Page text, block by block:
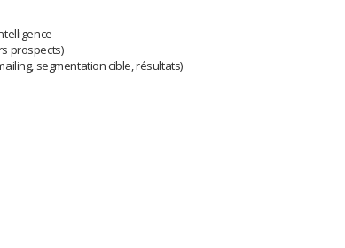
prospects)
segmentation cible, résultats)